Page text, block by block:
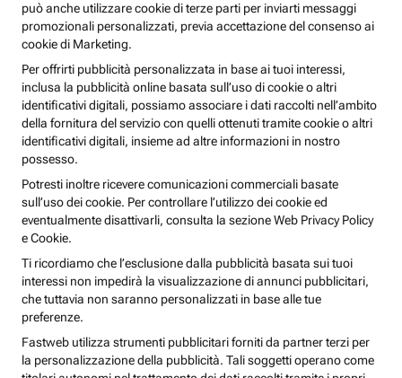
può anche utilizzare cookie di terze parti per inviarti messaggi
promozionali personalizzati, previa accettazione del consenso ai
cookie di Marketing.
Per offrirti pubblicità personalizzata in base ai tuoi interessi,
inclusa la pubblicità online basata sull’uso di cookie o altri
identificativi digitali, possiamo associare i dati raccolti nell’ambito
della fornitura del servizio con quelli ottenuti tramite cookie o altri
identificativi digitali, insieme ad altre informazioni in nostro
possesso.
Potresti inoltre ricevere comunicazioni commerciali basate
sull’uso dei cookie. Per controllare l’utilizzo dei cookie ed
eventualmente disattivarli, consulta la sezione Web Privacy Policy
e Cookie.
Ti ricordiamo che l’esclusione dalla pubblicità basata sui tuoi
interessi non impedirà la visualizzazione di annunci pubblicitari,
che tuttavia non saranno personalizzati in base alle tue
preferenze.
Fastweb utilizza strumenti pubblicitari forniti da partner terzi per
la personalizzazione della pubblicità. Tali soggetti operano come